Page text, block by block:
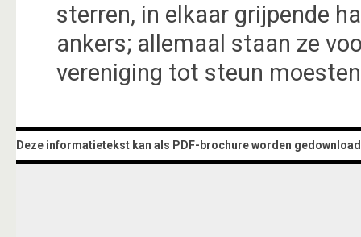
sterren, in elkaar grijpende
ankers; allemaal staan ze
vereniging tot steun
Deze informatietekst kan als PDF-brochure worden